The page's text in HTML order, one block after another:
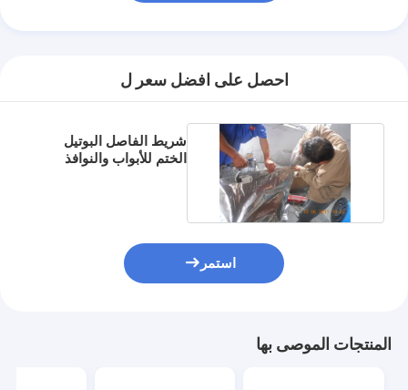
احصل على افضل سعر ل
شريط الفاصل البوتيل
الختم للأبواب والنوافذ
استمر
المنتجات الموصى بها